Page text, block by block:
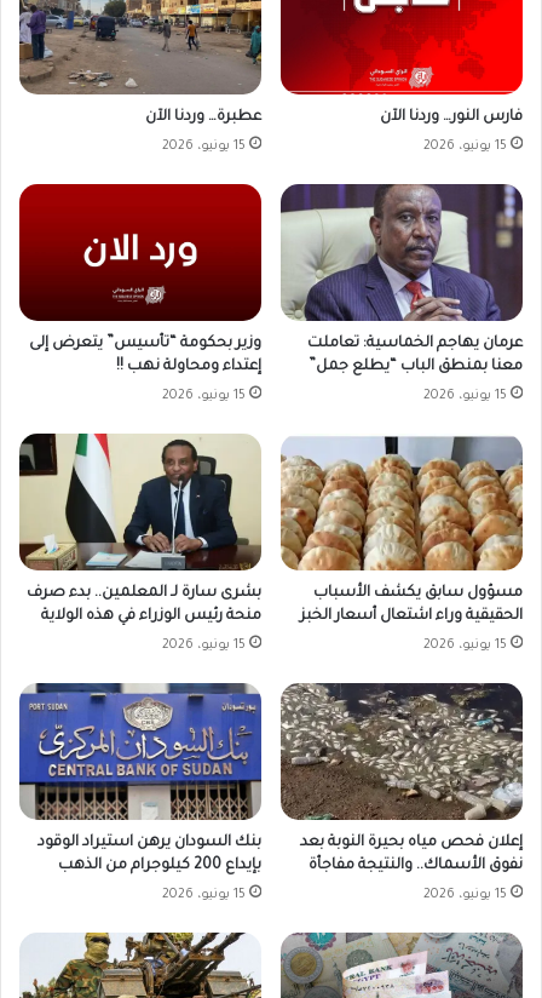
فارس النور… وردنا الآن
15 يونيو، 2026
عطبرة… وردنا الآن
15 يونيو، 2026
عرمان يهاجم الخماسية: تعاملت
معنا بمنطق الباب “يطلع جمل”
15 يونيو، 2026
وزير بحكومة “تأسيس” يتعرض إلى
إعتداء ومحاولة نهب !!
15 يونيو، 2026
مسؤول سابق يكشف الأسباب
الحقيقية وراء اشتعال أسعار الخبز
15 يونيو، 2026
بشرى سارة لـ المعلمين.. بدء صرف
منحة رئيس الوزراء في هذه الولاية
15 يونيو، 2026
إعلان فحص مياه بحيرة النوبة بعد
نفوق الأسماك.. والنتيجة مفاجأة
15 يونيو، 2026
بنك السودان يرهن استيراد الوقود
بإيداع 200 كيلوجرام من الذهب
15 يونيو، 2026